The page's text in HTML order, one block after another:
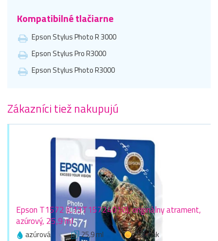
Kompatibilné tlačiarne
Epson Stylus Photo R 3000
Epson Stylus Pro R3000
Epson Stylus Photo R3000
Zákazníci tiež nakupujú
Epson T1572 (C13T15724010), originálny atrament,
azúrový, 25,9 ml
azúrová 25,9 ml 1 zlaťák